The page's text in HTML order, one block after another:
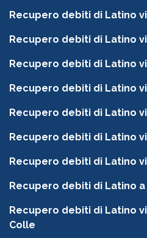
Recupero debiti di Latino
Recupero debiti di Latino
Recupero debiti di Latino
Recupero debiti di Latino
Recupero debiti di Latino
Recupero debiti di Latino
Recupero debiti di Latino
Recupero debiti di Latino a
Recupero debiti di Latino
Colle